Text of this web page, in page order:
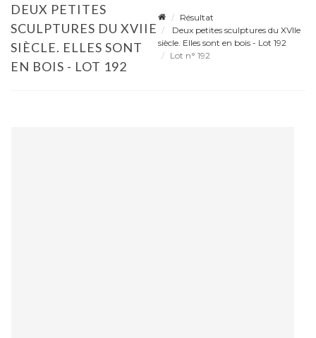
DEUX PETITES
SCULPTURES DU XVIIE
SIÈCLE. ELLES SONT
EN BOIS - LOT 192
Résultat
Deux petites sculptures du XVIIe
siècle. Elles sont en bois - Lot 192
Lot n° 192